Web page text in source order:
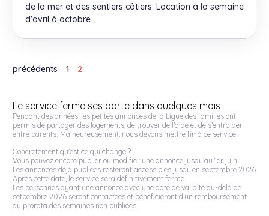
de la mer et des sentiers côtiers. Location à la semaine
d'avril à octobre.
précédents 1 2
Le service ferme ses porte dans quelques mois
Pendant des années, les petites annonces de la Ligue des familles ont
permis de partager des logements, de trouver de l’aide et de s’entraider
entre parents. Malheureusement, nous devons mettre fin à ce service.
Concrètement qu'est ce qui change ?
Vous pouvez encore publier ou modifier une annonce jusqu’au 1er juin.
Les annonces déjà publiées resteront accessibles jusqu’en septembre 2026
Après cette date, le service sera définitivement fermé.
Les personnes ayant une annonce avec une date de validité au-delà de
setpembre 2026 seront contactées et bénéficieront d’un remboursement
au prorata des semaines non publiées.